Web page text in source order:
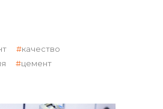
неликвидов
качество
цемент